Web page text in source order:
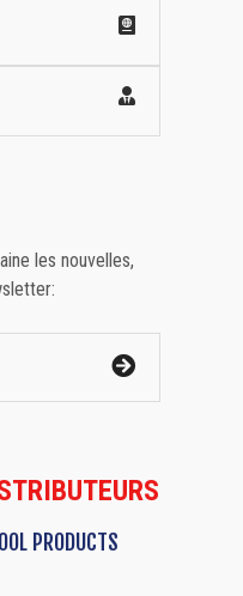
les nouvelles,
PRODUCTS